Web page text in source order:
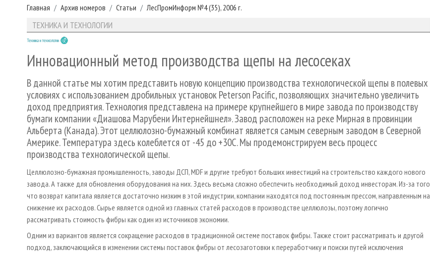
Главная Архив номеров Статьи ЛесПромИнформ №4 (35), 2006 г.
ТЕХНИКА И ТЕХНОЛОГИИ
Техника и технологии
Инновационный метод производства щепы на лесосеках
В данной статье мы хотим представить новую концепцию производства технологической щепы в полевых
условиях с использованием дробильных установок Peterson Pacific, позволяющих значительно увеличить
доход предприятия. Технология представлена на примере крупнейшего в мире завода по производству
бумаги компании «Диашова Марубени Интернейшнел». Завод расположен на реке Мирная в провинции
Альберта (Канада). Этот целлюлозно-бумажный комбинат является самым северным заводом в Северной
Америке. Температура здесь колеблется от -45 до +30С. Мы продемонстрируем весь процесс
производства технологической щепы.
Целлюлозно-бумажная промышленность, заводы ДСП, MDF и другие требуют больших инвестиций на строительство каждого нового
завода. А также для обновления оборудования на них. Здесь весьма сложно обеспечить необходимый доход инвесторам. Из-за того
что возврат капитала является достаточно низким в этой индустрии, компании находятся под постоянным прессом, направленным на
снижение их расходов. Сырье является одной из главных статей расходов в производстве целлюлозы, поэтому логично
рассматривать стоимость фибры как один из источников экономии.
Одним из вариантов является сокращение расходов в традиционной системе поставок фибры. Также стоит рассматривать и другой
подход, заключающийся в изменении системы поставок фибры от лесозаготовки к переработчику и поиски путей исключения